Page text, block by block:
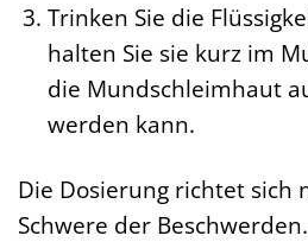
Trinken Sie die
halten Sie sie kurz im
die Mundschleimhaut
werden kann.
Die Dosierung richtet sich
Schwere der